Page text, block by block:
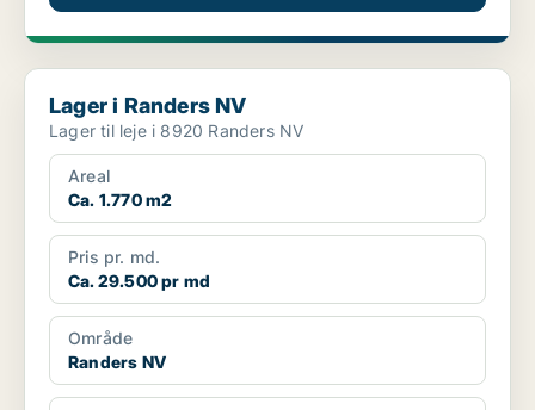
Lager i Randers NV
Lager i Randers NV
Lager til leje i 8920 Randers NV
Areal
Ca. 1.770 m2
Pris pr. md.
Ca. 29.500 pr md
Område
Randers NV